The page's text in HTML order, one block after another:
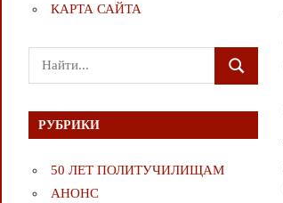
КАРТА САЙТА
Поиск
для:
ПОИСК
РУБРИКИ
50 ЛЕТ ПОЛИТУЧИЛИЩАМ
АНОНС